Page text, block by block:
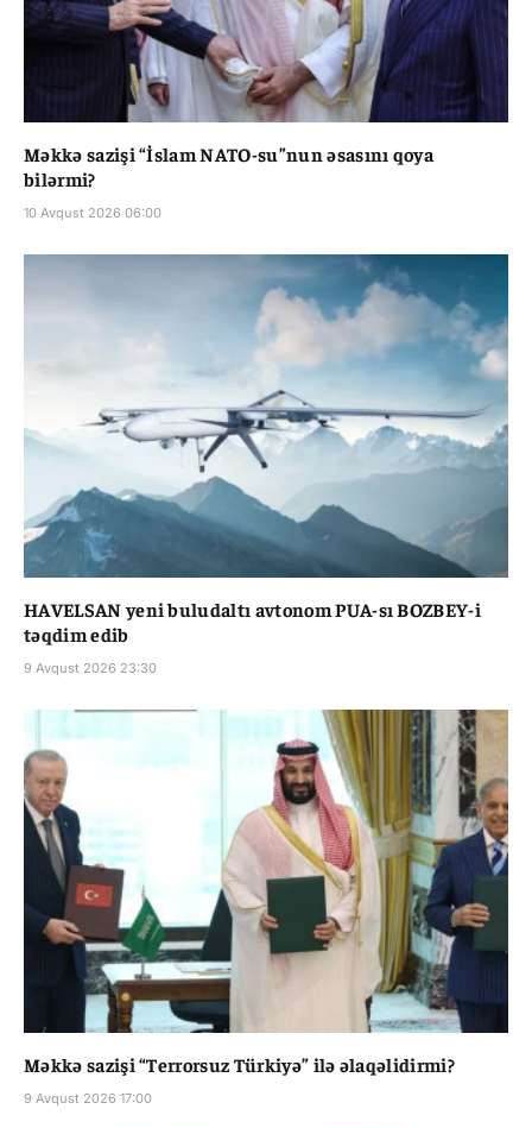
Məkkə sazişi “İslam NATO-su”nun əsasını qoya
bilərmi?
10 Avqust 2026 06:00
HAVELSAN yeni buludaltı avtonom PUA-sı BOZBEY-i
təqdim edib
9 Avqust 2026 23:30
Məkkə sazişi “Terrorsuz Türkiyə” ilə əlaqəlidirmi?
9 Avqust 2026 17:00